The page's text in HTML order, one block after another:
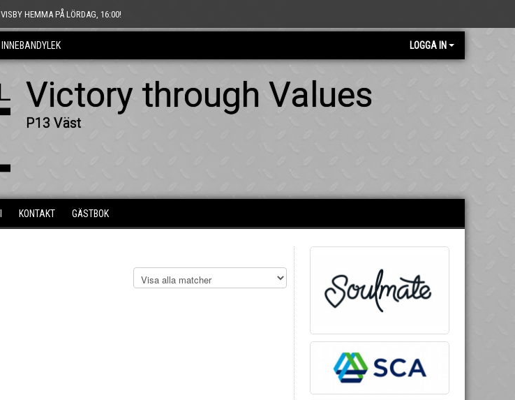
VISBY HEMMA PÅ LÖRDAG, 16:00!
INNEBANDYLEK LOGGA IN
Victory through Values
P13 Väst
KONTAKT GÄSTBOK